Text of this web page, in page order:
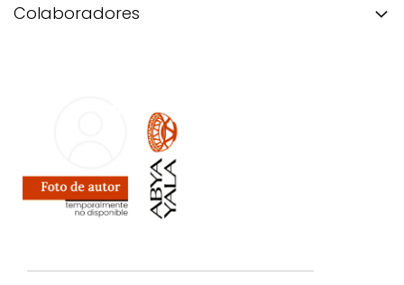
Colaboradores